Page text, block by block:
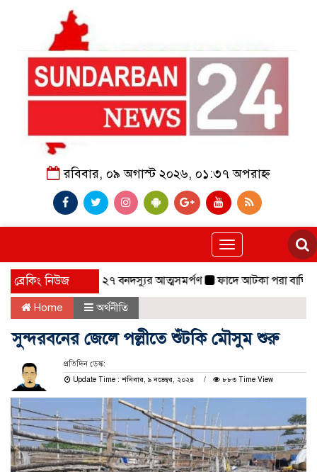
রবিবার, ০৯ অগাস্ট ২০২৬, ০১:৩৭ অপরাহ্ন
Toggle
navigation
ব্রেকিং নিউজ
বাহিনীর প্রধানসহ ২৭ বনদস্যুর আত্মসমর্পণ ফাদে আটকা পরা বাঘিনী,০৬
Home অর্থনীতি
সুন্দরবনের জেলে পল্লীতে শুঁটকি মৌসুম শুরু
প্রতিদিন ডেস্ক:
Update Time : শনিবার, ৯ নভেম্বর, ২০২৪
৮৮৩ Time View